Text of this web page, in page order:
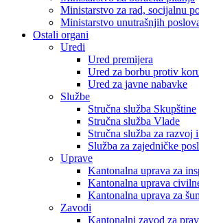
Ministarstvo za rad, socijalnu
Ministarstvo unutrašnjih
Ostali organi
Uredi
Ured premijera
Ured za borbu protiv
Ured za javne nabavke
Službe
Stručna služba Skupštine
Stručna služba Vlade
Stručna služba za razvoj
Služba za zajedničke
Uprave
Kantonalna uprava za
Kantonalna uprava
Kantonalna uprava za
Zavodi
Kantonalni zavod za